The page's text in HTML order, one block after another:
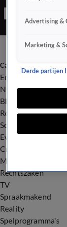
Categorieën
Entertainment
Nieuws
BN'ers
Royalty
Songfestival
Evenementen
Crime
Misdaad
Rechtszaken
TV
Spraakmakend
Reality
Spelprogramma's
Advertising &
Marketing &
Derde partijen